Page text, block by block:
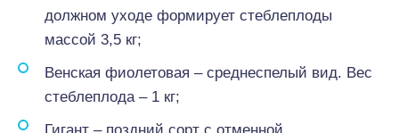
должном уходе формирует стеблеплоды
массой 3,5 кг;
Венская фиолетовая – среднеспелый вид. Вес
стеблеплода – 1 кг;